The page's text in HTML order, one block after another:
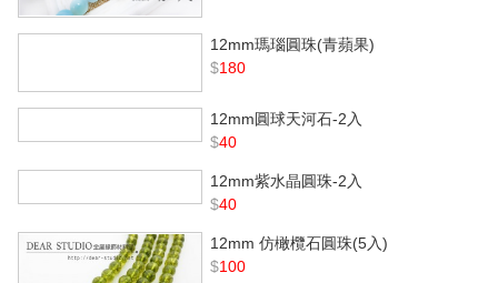
12mm瑪瑙圓珠(青蘋果)
$180
12mm圓球天河石-2入
$40
12mm紫水晶圓珠-2入
$40
12mm 仿橄欖石圓珠(5入)
$100